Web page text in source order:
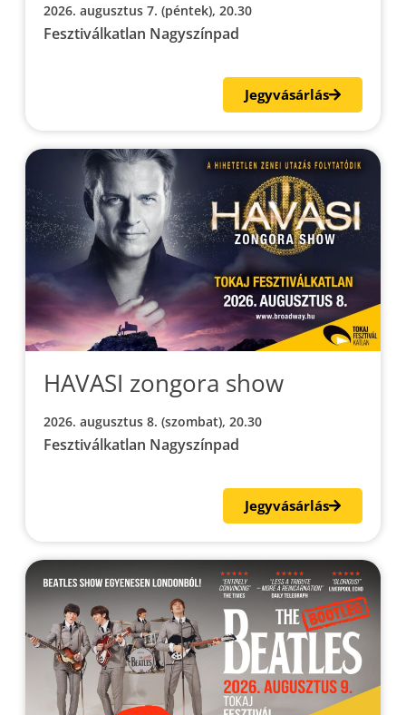
2026. augusztus 7. (péntek), 20.30
Fesztiválkatlan Nagyszínpad
Jegyvásárlás
HAVASI zongora show
2026. augusztus 8. (szombat), 20.30
Fesztiválkatlan Nagyszínpad
Jegyvásárlás